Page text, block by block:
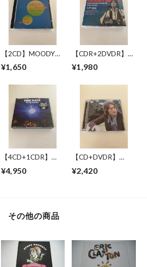
【2CD】MOODY
BLUES WITH
SYMPHONY
JUNE 1993
¥1,650
【CDR+2DVDR】
JACKSON BROWNE
/ GREAT
¥1,980
【4CD+1CDR】
RAVING LUNATICS
¥4,950
【CD+DVDR】
COLLECTION
¥2,420
その他の商品